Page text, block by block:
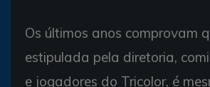
Os últimos anos comprovam
estipulada pela diretoria,
e jogadores do Tricolor, é